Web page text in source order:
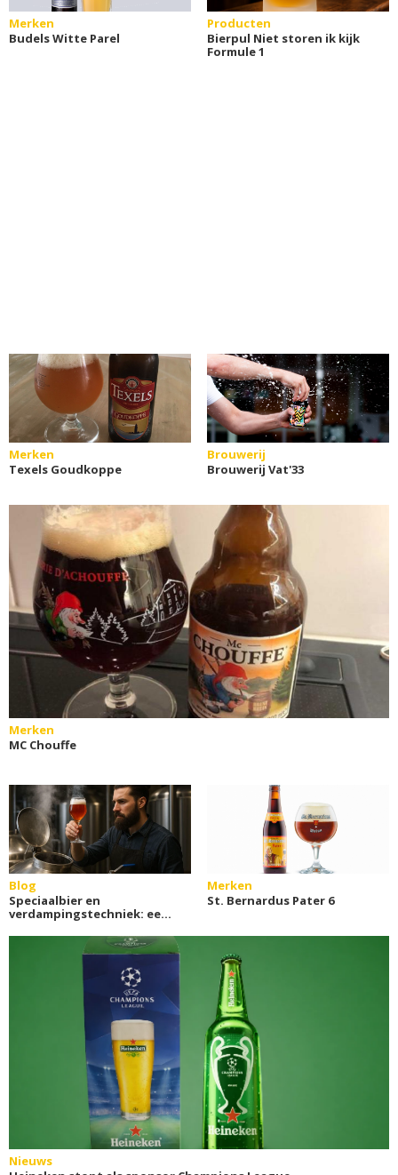
Merken
Budels Witte Parel
Producten
Bierpul Niet storen ik kijk
Formule 1
Merken
Texels Goudkoppe
Brouwerij
Brouwerij Vat'33
Merken
MC Chouffe
Blog
Speciaalbier en
verdampingstechniek: een
Merken
St. Bernardus Pater 6
Nieuws